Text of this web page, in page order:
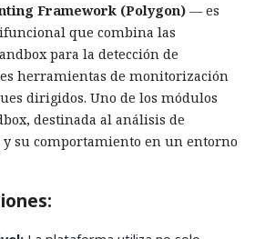
Framework (Polygon) — es
que combina las
para la detección de
herramientas de monitorización
dirigidos. Uno de los módulos
destinada al análisis de
y su comportamiento en un entorno